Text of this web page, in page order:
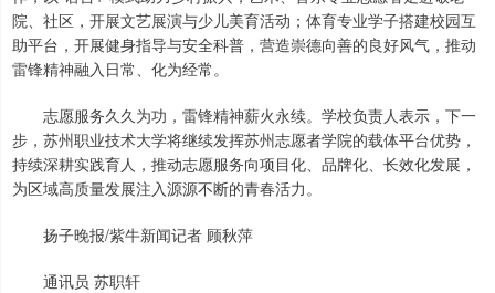
院、社区，开展文艺展演与少儿美育活动；体育专业学子搭建校园互
助平台，开展健身指导与安全科普，营造崇德向善的良好风气，推动
雷锋精神融入日常、化为经常。
志愿服务久久为功，雷锋精神薪火永续。学校负责人表示，下一
步，苏州职业技术大学将继续发挥苏州志愿者学院的载体平台优势，
持续深耕实践育人，推动志愿服务向项目化、品牌化、长效化发展，
为区域高质量发展注入源源不断的青春活力。
扬子晚报/紫牛新闻记者 顾秋萍
通讯员 苏职轩